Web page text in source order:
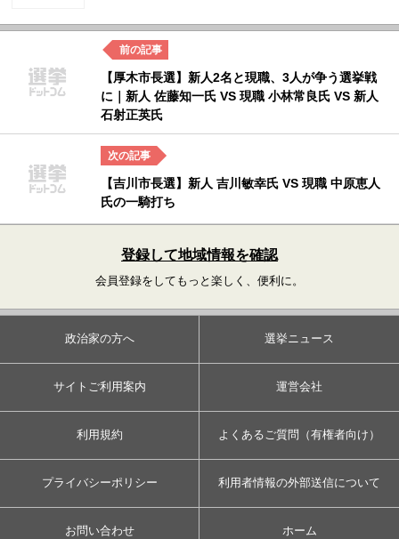
【厚木市長選】新人2名と現職、3人が争う選挙戦
に｜新人 佐藤知一氏 VS 現職 小林常良氏 VS 新人
石射正英氏
【吉川市長選】新人 吉川敏幸氏 VS 現職 中原恵人
氏の一騎打ち
登録して地域情報を確認
会員登録をしてもっと楽しく、便利に。
政治家の方へ 選挙ニュース
サイトご利用案内 運営会社
利用規約 よくあるご質問（有権者向け）
プライバシーポリシー 利用者情報の外部送信について
お問い合わせ ホーム